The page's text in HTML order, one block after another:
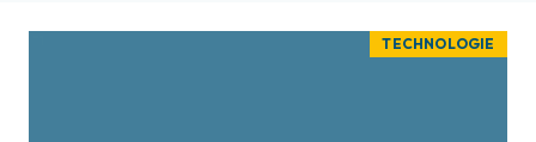
TECHNOLOGIE